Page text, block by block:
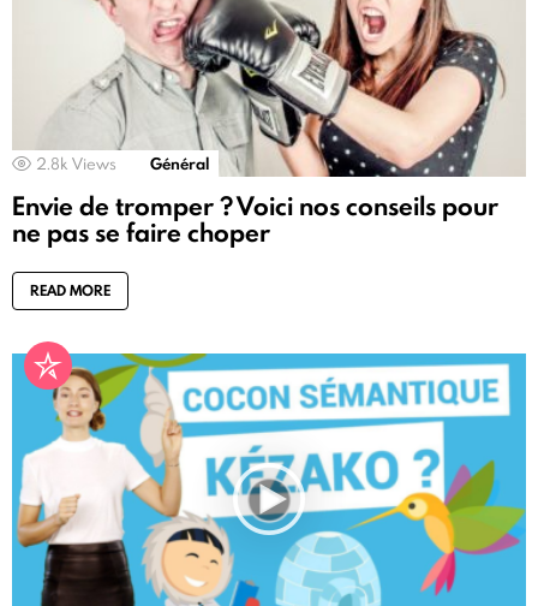
2.8k Views Général
Envie de tromper ? Voici nos conseils pour
ne pas se faire choper
READ MORE